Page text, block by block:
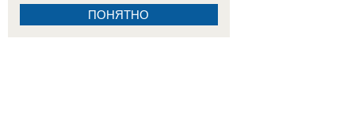
ПОНЯТНО